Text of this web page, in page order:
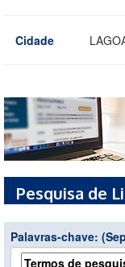
Cidade
Pesquisa de
Palavras-chave: